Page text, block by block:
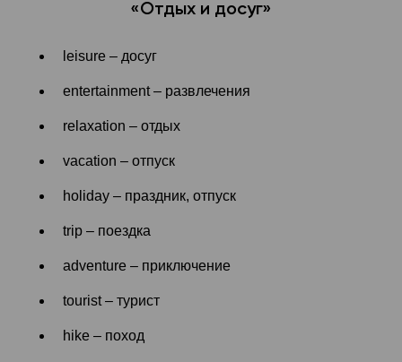
«Отдых и досуг»
leisure – досуг
entertainment – развлечения
relaxation – отдых
vacation – отпуск
holiday – праздник, отпуск
trip – поездка
adventure – приключение
tourist – турист
hike – поход